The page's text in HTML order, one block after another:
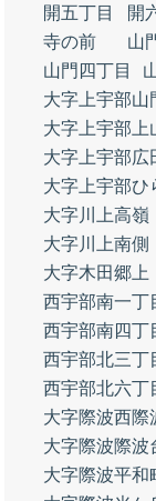
開五丁目
開
寺の前
山
山門四丁目
大字上宇部山
大字上宇部上
大字上宇部広
大字上宇部ひ
大字川上高嶺
大字川上南側
大字木田郷上
西宇部南一丁
西宇部南四丁
西宇部北三丁
西宇部北六丁
大字際波西際
大字際波際波
大字際波平和